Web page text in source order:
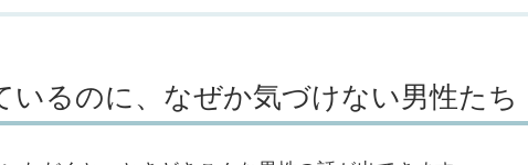
いるのに、なぜか気づけない男性たち